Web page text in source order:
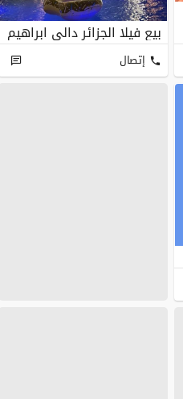
بيع فيلا الجزائر دالي ابراهيم
إتصال